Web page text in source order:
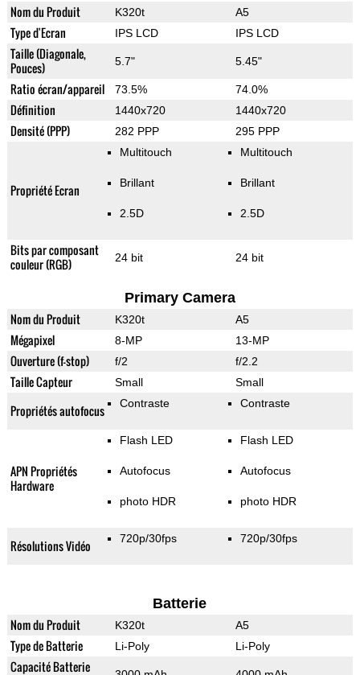
Nom du Produit K320t A5
Type d'Ecran IPS LCD IPS LCD
Taille (Diagonale,
Pouces)
5.7" 5.45"
Ratio écran/appareil 73.5% 74.0%
Définition 1440x720 1440x720
Densité (PPP) 282 PPP 295 PPP
Propriété Ecran
Multitouch
Brillant
2.5D
Multitouch
Brillant
2.5D
Bits par composant
couleur (RGB)
24 bit 24 bit
Primary Camera
Nom du Produit K320t A5
Mégapixel 8-MP 13-MP
Ouverture (f-stop) f/2 f/2.2
Taille Capteur Small Small
Propriétés autofocus Contraste Contraste
APN Propriétés
Hardware
Flash LED
Autofocus
photo HDR
Flash LED
Autofocus
photo HDR
Résolutions Vidéo 720p/30fps 720p/30fps
Batterie
Nom du Produit K320t A5
Type de Batterie Li-Poly Li-Poly
Capacité Batterie